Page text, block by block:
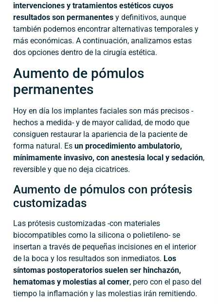
intervenciones y tratamientos estéticos cuyos
resultados son permanentesy definitivos, aunque
también podemos encontrar alternativas temporales y
más económicas. A continuación, analizamos estas
dos opciones dentro de la cirugía estética.
Aumento de pómulos
permanentes
Hoy en día los implantes faciales son más precisos -
hechos a medida- y de mayor calidad, de modo que
consiguen restaurar la apariencia de la paciente de
forma natural. Es un procedimiento ambulatorio,
mínimamente invasivo, con anestesia local y sedación,
reversible y que no deja cicatrices.
Aumento de pómulos con prótesis
customizadas
Las prótesis customizadas -con materiales
biocompatibles como la silicona o polietileno- se
insertan a través de pequeñas incisiones en el interior
de la boca y los resultados son inmediatos. Los
síntomas postoperatorios suelen ser hinchazón,
hematomas y molestias al comer, pero con el paso del
tiempo la inflamación y las molestias irán remitiendo.